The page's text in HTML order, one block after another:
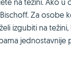
na težini. Ako
Za osobe
izgubiti na